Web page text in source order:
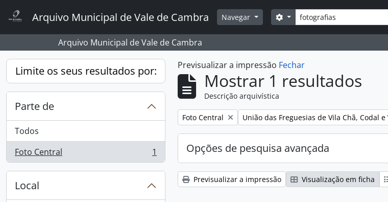
Arquivo Municipal de Vale de Cambra Navegar Pesquisar
Opções de busca
Arquivo Municipal de Vale de Cambra
Limite os seus resultados por:
Parte de
Todos
Foto Central
, 1 resultados 1
Local
Previsualizar a impressão Fechar
Mostrar 1 resultados
Descrição arquivística
Remover filtro:
Foto Central Remover filtro:
União das Freguesias de Vila Chã, Codal
Opções de pesquisa avançada
Previsualizar a impressão Visualização em ficha